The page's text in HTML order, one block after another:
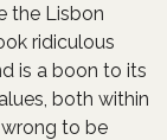
the Lisbon
ridiculous
is a boon to its
both within
to be